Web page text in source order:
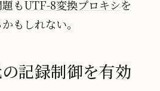
もUTF-8変換プロキシを
もしれない。
記録制御を有効